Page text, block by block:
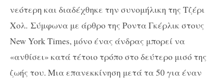
νεότερη και διαδέχθηκε την συνομήλικη της Τζέρι
Χολ. Σύμφωνα με άρθρο της Ροντα Γκέρλικ στους
New York Times, μόνο ένας άνδρας μπορεί να
«ανθίσει» κατά τέτοιο τρόπο στο δεύτερο μισό της
ζωής του. Μια επανεκκίνηση μετά τα 50 για έναν